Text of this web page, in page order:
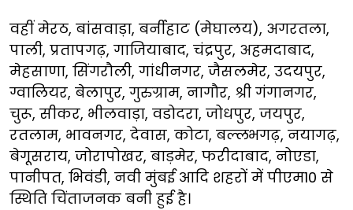
वहीं मेरठ, बांसवाड़ा, बर्नीहाट (मेघालय), अगरतला,
पाली, प्रतापगढ़, गाजियाबाद, चंद्रपुर, अहमदाबाद,
मेहसाणा, सिंगरौली, गांधीनगर, जैसलमेर, उदयपुर,
ग्वालियर, बेलापुर, गुरुग्राम, नागौर, श्री गंगानगर,
चुरू, सीकर, भीलवाड़ा, वडोदरा, जोधपुर, जयपुर,
रतलाम, भावनगर, देवास, कोटा, बल्लभगढ़, नयागढ़,
बेगूसराय, जोरापोखर, बाड़मेर, फरीदाबाद, नोएडा,
पानीपत, भिवंडी, नवी मुंबई आदि शहरों में पीएम10 से
स्थिति चिंताजनक बनी हुई है।